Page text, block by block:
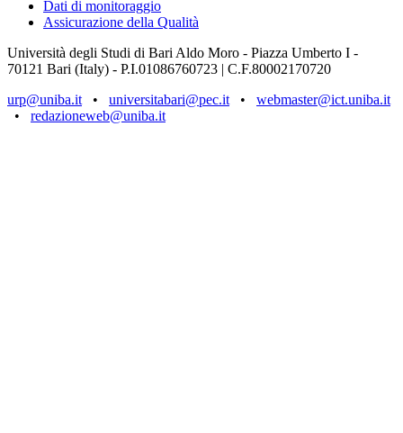
Dati di monitoraggio
Assicurazione della Qualità
Università degli Studi di Bari Aldo Moro - Piazza Umberto I -
70121 Bari (Italy) - P.I.01086760723 | C.F.80002170720
urp@uniba.it • universitabari@pec.it • webmaster@ict.uniba.it
• redazioneweb@uniba.it